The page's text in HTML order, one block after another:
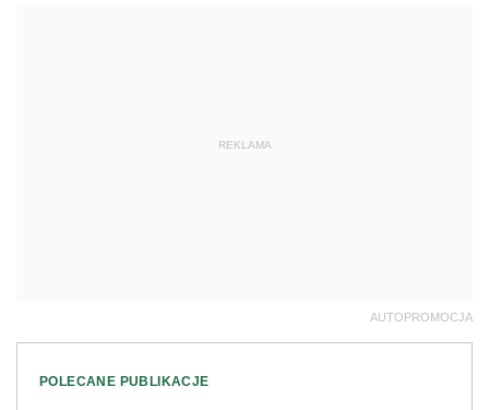
REKLAMA
AUTOPROMOCJA
POLECANE PUBLIKACJE